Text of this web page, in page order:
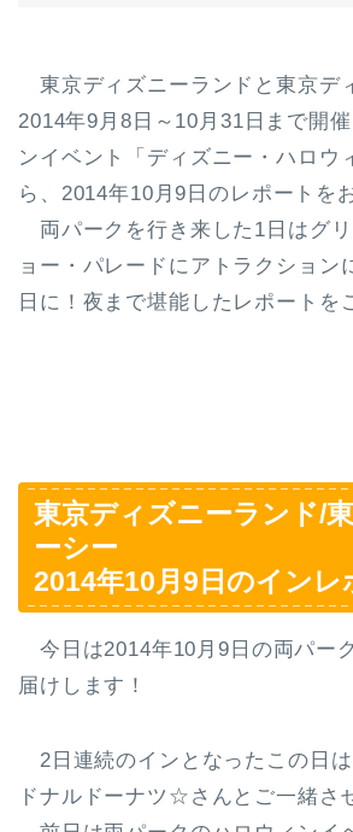
東京ディズニーランドと東京デ
2014年9月8日～10月31日まで開
ンイベント「ディズニー・ハロウ
ら、2014年10月9日のレポートを
両パークを行き来した1日はグ
ョー・パレードにアトラクション
日に！夜まで堪能したレポートを
東京ディズニーランド/
ーシー
2014年10月9日のインレ
今日は2014年10月9日の両パー
届けします！
2日連続のインとなったこの日
ドナルドーナツ☆さんとご一緒さ